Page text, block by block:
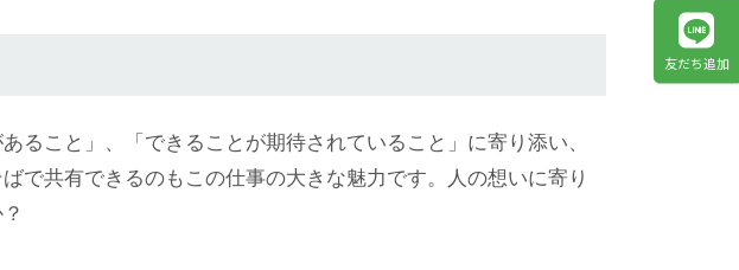
こと」、「できることが期待されていること」に寄り添い、
で共有できるのもこの仕事の大きな魅力です。人の想いに寄り
友だち追加